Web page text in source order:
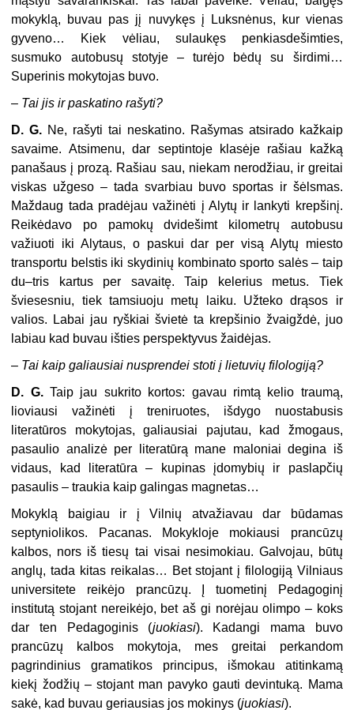
mokyklą, buvau pas jį nuvykęs į Luksnėnus, kur vienas
gyveno… Kiek vėliau, sulaukęs penkiasdešimties,
susmuko autobusų stotyje – turėjo bėdų su širdimi…
Superinis mokytojas buvo.
– Tai jis ir paskatino rašyti?
D. G. Ne, rašyti tai neskatino. Rašymas atsirado kažkaip
savaime. Atsimenu, dar septintoje klasėje rašiau kažką
panašaus į prozą. Rašiau sau, niekam nerodžiau, ir greitai
viskas užgeso – tada svarbiau buvo sportas ir šėlsmas.
Maždaug tada pradėjau važinėti į Alytų ir lankyti krepšinį.
Reikėdavo po pamokų dvidešimt kilometrų autobusu
važiuoti iki Alytaus, o paskui dar per visą Alytų miesto
transportu belstis iki skydinių kombinato sporto salės – taip
du–tris kartus per savaitę. Taip kelerius metus. Tiek
šviesesniu, tiek tamsiuoju metų laiku. Užteko drąsos ir
valios. Labai jau ryškiai švietė ta krepšinio žvaigždė, juo
labiau kad buvau išties perspektyvus žaidėjas.
– Tai kaip galiausiai nusprendei stoti į lietuvių filologiją?
D. G.Taip jau sukrito kortos: gavau rimtą kelio traumą,
lioviausi važinėti į treniruotes, išdygo nuostabusis
literatūros mokytojas, galiausiai pajutau, kad žmogaus,
pasaulio analizė per literatūrą mane maloniai degina iš
vidaus, kad literatūra – kupinas įdomybių ir paslapčių
pasaulis – traukia kaip galingas magnetas…
Mokyklą baigiau ir į Vilnių atvažiavau dar būdamas
septyniolikos. Pacanas. Mokykloje mokiausi prancūzų
kalbos, nors iš tiesų tai visai nesimokiau. Galvojau, būtų
anglų, tada kitas reikalas… Bet stojant į filologiją Vilniaus
universitete reikėjo prancūzų. Į tuometinį Pedagoginį
institutą stojant nereikėjo, bet aš gi norėjau olimpo – koks
dar ten Pedagoginis (juokiasi). Kadangi mama buvo
prancūzų kalbos mokytoja, mes greitai perkandom
pagrindinius gramatikos principus, išmokau atitinkamą
kiekį žodžių – stojant man pavyko gauti devintuką. Mama
sakė, kad buvau geriausias jos mokinys (juokiasi).